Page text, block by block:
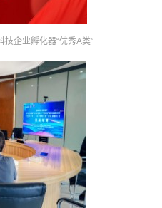
企业孵化器“优秀A类”